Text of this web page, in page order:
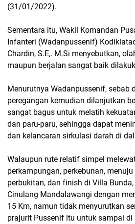
(31/01/2022).
Sementara itu, Wakil Komandan
Infanteri (Wadanpussenif)
Chardin, S.E,. M.Si menyebutkan,
maupun berjalan sangat baik
Menurutnya Wadanpussenif, sebab
peregangan kemudian dilanjutkan
sangat bagus untuk melatih
dan paru-paru, sehingga dapat
dan kelancaran sirkulasi darah di
Walaupun rute relatif simpel
perkampungan, perkebunan,
perbukitan, dan finish di Villa
Cinulang Mandalawangi dengan
15 Km, namun tidak menyurutkan
prajurit Pussenif itu untuk sampai di